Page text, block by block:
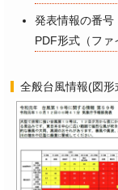
発表情報の番号
PDF形式（ファ
全般台風情報(図形